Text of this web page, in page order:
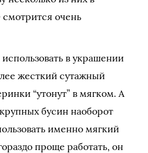
очень
в украшении
жесткий сутажный
“утонут” в мягком. А
бусин наоборот
именно мягкий
проще работать, он